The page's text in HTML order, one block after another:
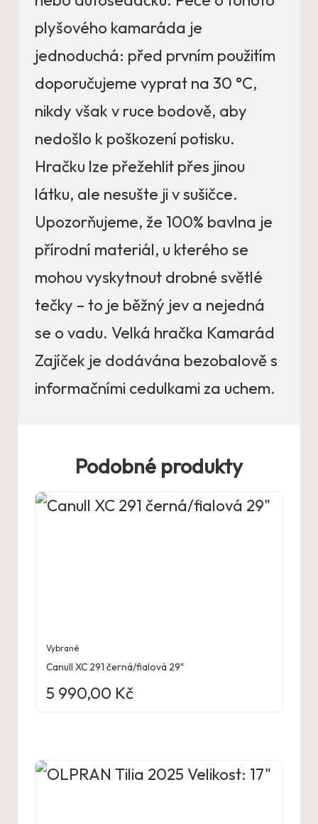
plyšového kamaráda je
jednoduchá: před prvním použitím
doporučujeme vyprat na 30 °C,
nikdy však v ruce bodově, aby
nedošlo k poškození potisku.
Hračku lze přežehlit přes jinou
látku, ale nesušte ji v sušičce.
Upozorňujeme, že 100% bavlna je
přírodní materiál, u kterého se
mohou vyskytnout drobné světlé
tečky – to je běžný jev a nejedná
se o vadu. Velká hračka Kamarád
Zajíček je dodávána bezobalově s
informačními cedulkami za uchem.
Podobné produkty
Vybrané
Canull XC 291 černá/fialová 29″
5 990,00 Kč